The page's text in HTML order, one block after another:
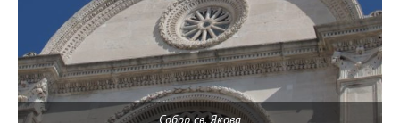
Собор св. Якова